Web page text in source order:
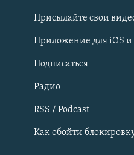
Українською
Qırımtatar
ПРИСОЕДИНЯЙТЕСЬ!
Присылайте свои
Приложение для iOS
Подписаться
Радио
RSS / Podcast
Как обойти